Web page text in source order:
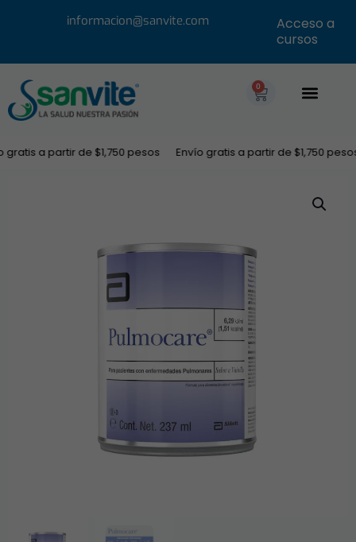
informacion@sanvite.com
Acceso a
cursos
0
a partir de $1,750 pesos Envío gratis a partir de $1,750 pesos